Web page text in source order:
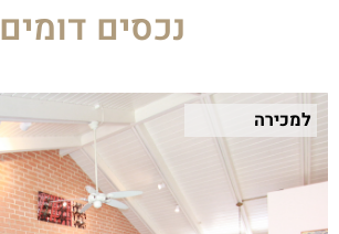
נכסים דומים
למכירה